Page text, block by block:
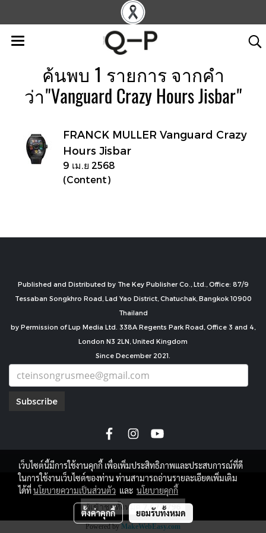
ค้นพบ 1 รายการ จากคำ
ว่า"Vanguard Crazy Hours Jisbar"
FRANCK MULLER Vanguard Crazy
Hours Jisbar
9 เม.ย 2568
(Content)
Published and Distributed by The Key Publisher Co., Ltd., Office: 87/9
Tessaban Songkhro Road, Lad Yao District, Chatuchak, Bangkok 10900
Thailand
by Permission of Lup Media Ltd. 338A Regents Park Road, Office 3 and 4,
London N3 2LN, United Kingdom
Since December 2021.
Subscribe
copyright by
ผู้เข้าชมทั้งหมด7,677,796
Powered byMakeWebEasy.com
เว็บไซต์นี้มีการใช้งานคุกกี้ เพื่อเพิ่มประสิทธิภาพและประสบการณ์ที่ดี
ในการใช้งานเว็บไซต์ของท่าน ท่านสามารถอ่านรายละเอียดเพิ่มเติม
ได้ที่นโยบายความเป็นส่วนตัว และ นโยบายคุกกี้
ตั้งค่าคุกกี้ ยอมรับทั้งหมด